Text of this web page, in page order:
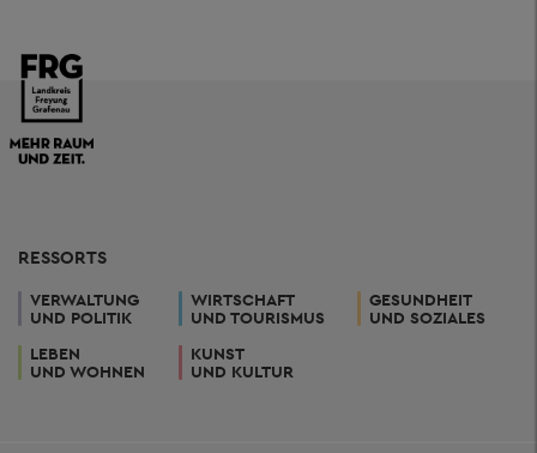
RESSORTS
VERWALTUNG
UND POLITIK
WIRTSCHAFT
UND TOURISMUS
GESUNDHEIT
UND SOZIALES
LEBEN
UND WOHNEN
KUNST
UND KULTUR